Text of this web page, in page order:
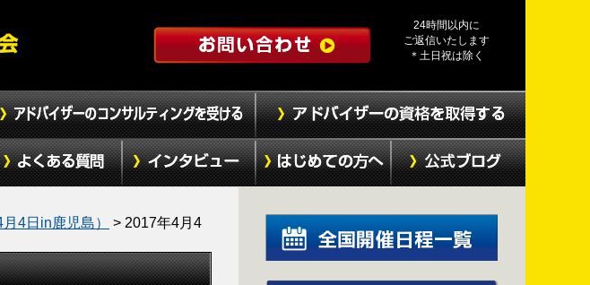
24時間以内に
ご返信いたします
＊土日祝は除く
4日in鹿児島） > 2017年4月4